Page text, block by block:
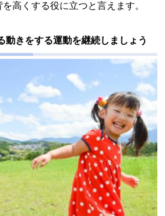
高くする役に立つと言えます。
動きをする運動を継続しましょう